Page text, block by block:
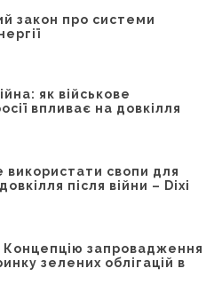
закон про системи
як військове
впливає на довкілля
використати свопи для
після війни – Dixi
Концепцію запровадження
зелених облігацій в